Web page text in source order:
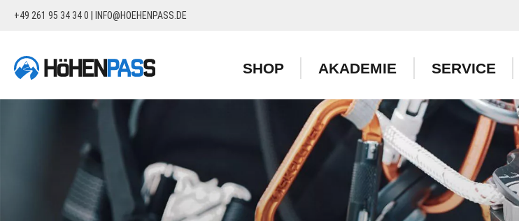
Zur Hauptnavigation springen
+49 261 95 34 34 0 | INFO@HOEHENPASS.DE
SHOP AKADEMIE SERVICE